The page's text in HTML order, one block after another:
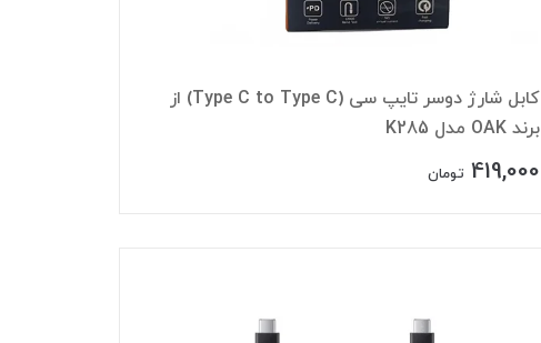
کابل شارژ دوسر تایپ سی (Type C to Type C) از
برند OAK مدل K285
419,000 تومان